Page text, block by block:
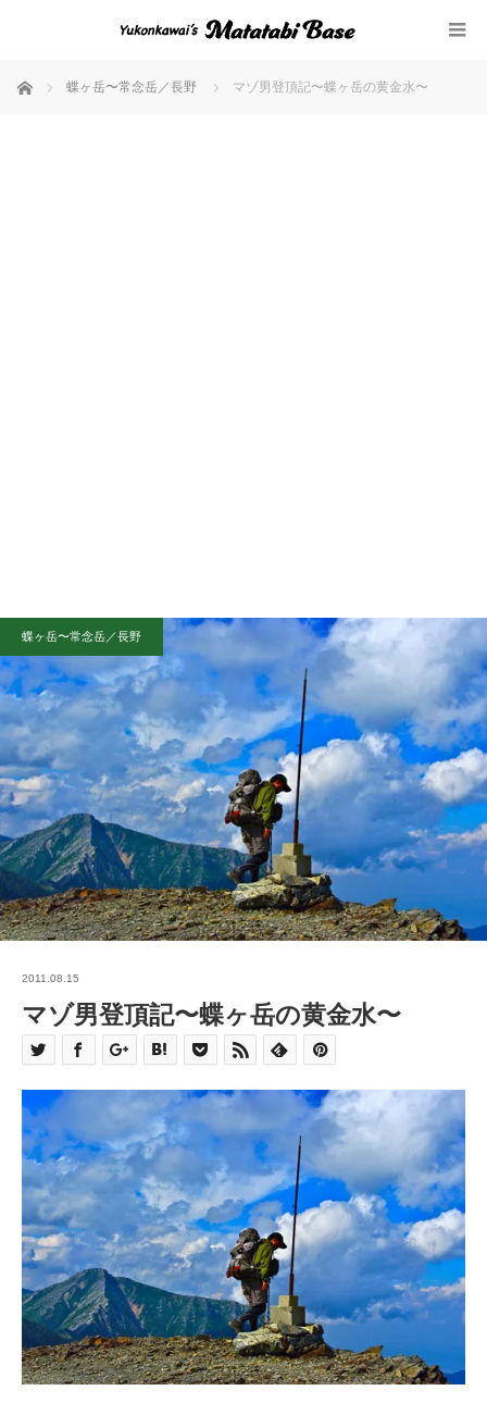
ホーム 蝶ヶ岳〜常念岳／長野 マゾ男登頂記〜蝶ヶ岳の黄金水〜
蝶ヶ岳〜常念岳／長野
2011.08.15
マゾ男登頂記〜蝶ヶ岳の黄金水〜